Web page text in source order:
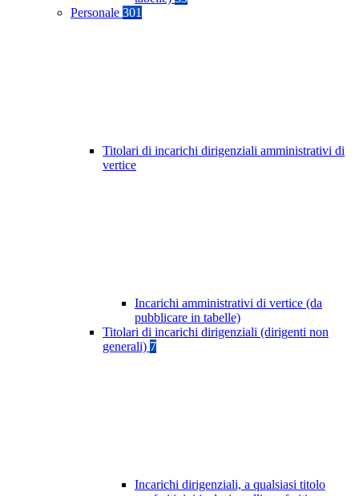
Personale 301
Titolari di incarichi dirigenziali amministrativi di
vertice
Incarichi amministrativi di vertice (da
pubblicare in tabelle)
Titolari di incarichi dirigenziali (dirigenti non
generali) 7
Incarichi dirigenziali, a qualsiasi titolo